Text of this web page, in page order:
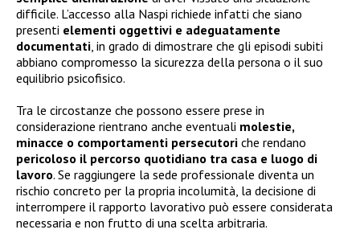
difficile. L’accesso alla Naspi richiede infatti che siano
presenti elementi oggettivi e adeguatamente
documentati, in grado di dimostrare che gli episodi subiti
abbiano compromesso la sicurezza della persona o il suo
equilibrio psicofisico.
Tra le circostanze che possono essere prese in
considerazione rientrano anche eventuali molestie,
minacce o comportamenti persecutori che rendano
pericoloso il percorso quotidiano tra casa e luogo di
lavoro. Se raggiungere la sede professionale diventa un
rischio concreto per la propria incolumità, la decisione di
interrompere il rapporto lavorativo può essere considerata
necessaria e non frutto di una scelta arbitraria.